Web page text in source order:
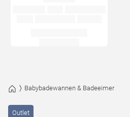
Babybadewannen & Badeeimer
Outlet